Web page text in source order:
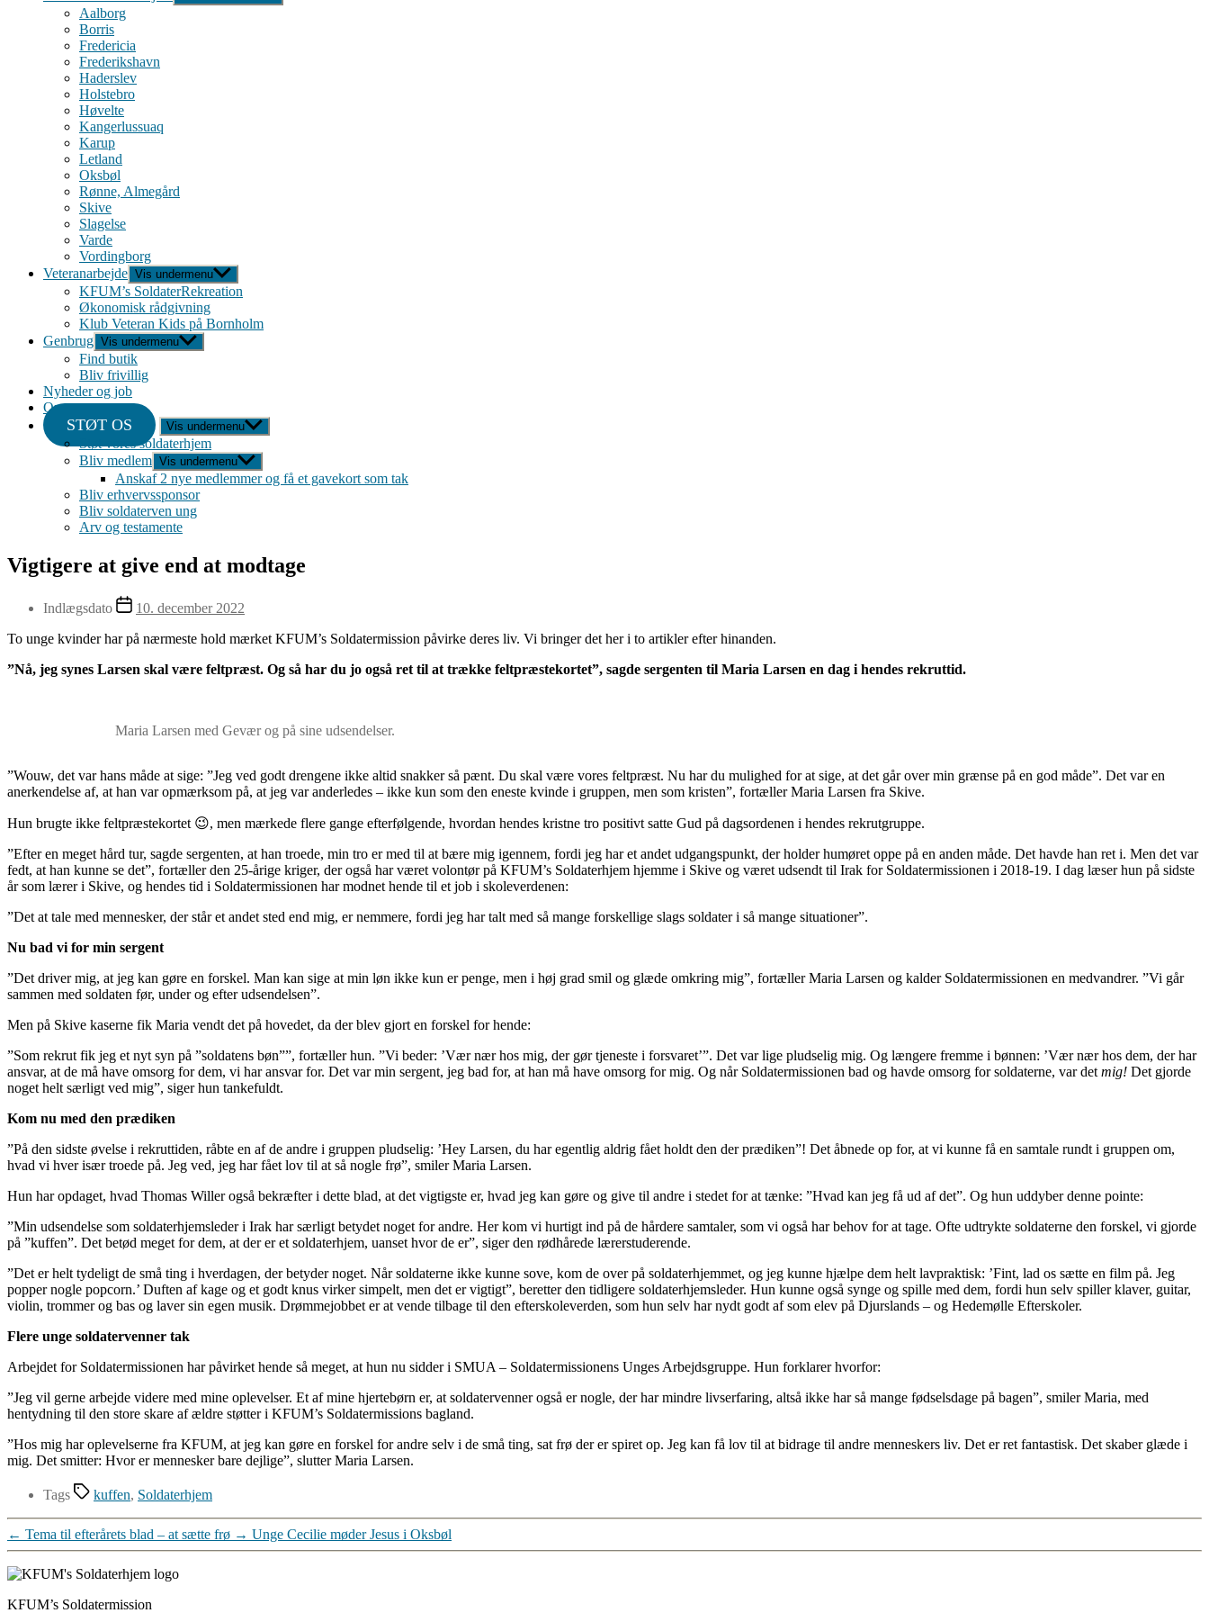
Aalborg
Borris
Fredericia
Frederikshavn
Haderslev
Holstebro
Høvelte
Kangerlussuaq
Karup
Letland
Oksbøl
Rønne, Almegård
Skive
Slagelse
Varde
Vordingborg
Veteranarbejde Vis undermenu
KFUM’s SoldaterRekreation
Økonomisk rådgivning
Klub Veteran Kids på Bornholm
Genbrug Vis undermenu
Find butik
Bliv frivillig
Nyheder og job
Om
STØT OS Vis undermenu
Støt vores soldaterhjem
Bliv medlem Vis undermenu
Anskaf 2 nye medlemmer og få et gavekort som tak
Bliv erhvervssponsor
Bliv soldaterven ung
Arv og testamente
Vigtigere at give end at modtage
Indlægsdato
10. december 2022
To unge kvinder har på nærmeste hold mærket KFUM’s Soldatermission påvirke deres liv. Vi bringer det her i to artikler efter hinanden.
”Nå, jeg synes Larsen skal være feltpræst. Og så har du jo også ret til at trække feltpræstekortet”, sagde sergenten til Maria Larsen en dag i hendes rekruttid.
Maria Larsen med Gevær og på sine udsendelser.
”Wouw, det var hans måde at sige: ”Jeg ved godt drengene ikke altid snakker så pænt. Du skal være vores feltpræst. Nu har du mulighed for at sige, at det går over min grænse på en god måde”. Det var en
anerkendelse af, at han var opmærksom på, at jeg var anderledes – ikke kun som den eneste kvinde i gruppen, men som kristen”, fortæller Maria Larsen fra Skive.
Hun brugte ikke feltpræstekortet 😉, men mærkede flere gange efterfølgende, hvordan hendes kristne tro positivt satte Gud på dagsordenen i hendes rekrutgruppe.
”Efter en meget hård tur, sagde sergenten, at han troede, min tro er med til at bære mig igennem, fordi jeg har et andet udgangspunkt, der holder humøret oppe på en anden måde. Det havde han ret i. Men det var
fedt, at han kunne se det”, fortæller den 25-årige kriger, der også har været volontør på KFUM’s Soldaterhjem hjemme i Skive og været udsendt til Irak for Soldatermissionen i 2018-19. I dag læser hun på sidste
år som lærer i Skive, og hendes tid i Soldatermissionen har modnet hende til et job i skoleverdenen:
”Det at tale med mennesker, der står et andet sted end mig, er nemmere, fordi jeg har talt med så mange forskellige slags soldater i så mange situationer”.
Nu bad vi for min sergent
”Det driver mig, at jeg kan gøre en forskel. Man kan sige at min løn ikke kun er penge, men i høj grad smil og glæde omkring mig”, fortæller Maria Larsen og kalder Soldatermissionen en medvandrer. ”Vi går
sammen med soldaten før, under og efter udsendelsen”.
Men på Skive kaserne fik Maria vendt det på hovedet, da der blev gjort en forskel for hende:
”Som rekrut fik jeg et nyt syn på ”soldatens bøn””, fortæller hun. ”Vi beder: ’Vær nær hos mig, der gør tjeneste i forsvaret’”. Det var lige pludselig mig. Og længere fremme i bønnen: ’Vær nær hos dem, der har
ansvar, at de må have omsorg for dem, vi har ansvar for. Det var min sergent, jeg bad for, at han må have omsorg for mig. Og når Soldatermissionen bad og havde omsorg for soldaterne, var det mig! Det gjorde
noget helt særligt ved mig”, siger hun tankefuldt.
Kom nu med den prædiken
”På den sidste øvelse i rekruttiden, råbte en af de andre i gruppen pludselig: ’Hey Larsen, du har egentlig aldrig fået holdt den der prædiken”! Det åbnede op for, at vi kunne få en samtale rundt i gruppen om,
hvad vi hver især troede på. Jeg ved, jeg har fået lov til at så nogle frø”, smiler Maria Larsen.
Hun har opdaget, hvad Thomas Willer også bekræfter i dette blad, at det vigtigste er, hvad jeg kan gøre og give til andre i stedet for at tænke: ”Hvad kan jeg få ud af det”. Og hun uddyber denne pointe:
”Min udsendelse som soldaterhjemsleder i Irak har særligt betydet noget for andre. Her kom vi hurtigt ind på de hårdere samtaler, som vi også har behov for at tage. Ofte udtrykte soldaterne den forskel, vi gjorde
på ”kuffen”. Det betød meget for dem, at der er et soldaterhjem, uanset hvor de er”, siger den rødhårede lærerstuderende.
”Det er helt tydeligt de små ting i hverdagen, der betyder noget. Når soldaterne ikke kunne sove, kom de over på soldaterhjemmet, og jeg kunne hjælpe dem helt lavpraktisk: ’Fint, lad os sætte en film på. Jeg
popper nogle popcorn.’ Duften af kage og et godt knus virker simpelt, men det er vigtigt”, beretter den tidligere soldaterhjemsleder. Hun kunne også synge og spille med dem, fordi hun selv spiller klaver, guitar,
violin, trommer og bas og laver sin egen musik. Drømmejobbet er at vende tilbage til den efterskoleverden, som hun selv har nydt godt af som elev på Djurslands – og Hedemølle Efterskoler.
Flere unge soldatervenner tak
Arbejdet for Soldatermissionen har påvirket hende så meget, at hun nu sidder i SMUA – Soldatermissionens Unges Arbejdsgruppe. Hun forklarer hvorfor:
”Jeg vil gerne arbejde videre med mine oplevelser. Et af mine hjertebørn er, at soldatervenner også er nogle, der har mindre livserfaring, altså ikke har så mange fødselsdage på bagen”, smiler Maria, med
hentydning til den store skare af ældre støtter i KFUM’s Soldatermissions bagland.
”Hos mig har oplevelserne fra KFUM, at jeg kan gøre en forskel for andre selv i de små ting, sat frø der er spiret op. Jeg kan få lov til at bidrage til andre menneskers liv. Det er ret fantastisk. Det skaber glæde i
mig. Det smitter: Hvor er mennesker bare dejlige”, slutter Maria Larsen.
Tags kuffen, Soldaterhjem
← Tema til efterårets blad – at sætte frø → Unge Cecilie møder Jesus i Oksbøl
KFUM’s Soldatermission